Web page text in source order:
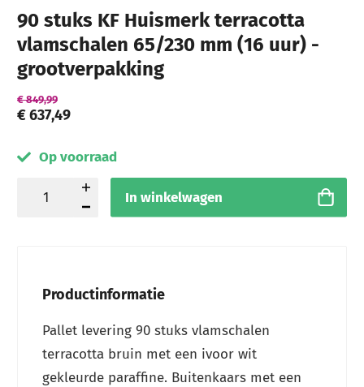
90 stuks KF Huismerk terracotta
vlamschalen 65/230 mm (16 uur) -
grootverpakking
€ 637,49
€ 849,99
Op voorraad
In winkelwagen
Productinformatie
Pallet levering 90 stuks vlamschalen
terracotta bruin met een ivoor wit
gekleurde paraffine. Buitenkaars met een